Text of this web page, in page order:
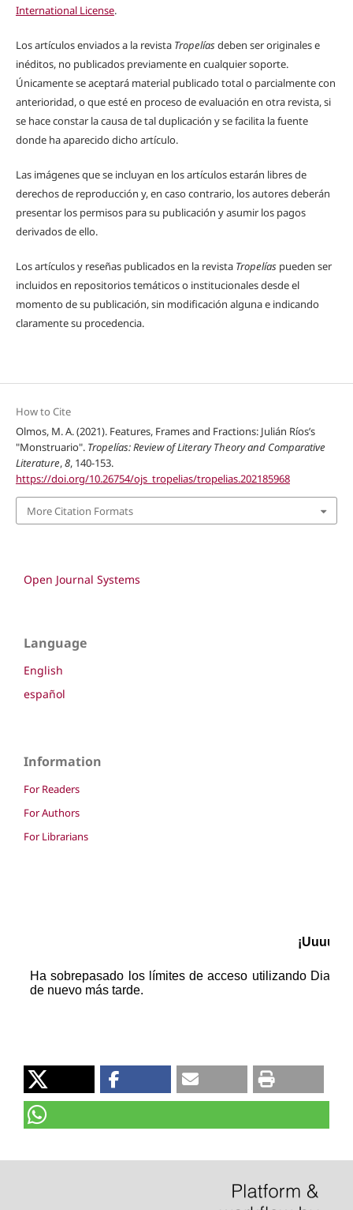
International License.
Los artículos enviados a la revista Tropelíasdeben ser originales e
inéditos, no publicados previamente en cualquier soporte.
Únicamente se aceptará material publicado total o parcialmente con
anterioridad, o que esté en proceso de evaluación en otra revista, si
se hace constar la causa de tal duplicación y se facilita la fuente
donde ha aparecido dicho artículo.
Las imágenes que se incluyan en los artículos estarán libres de
derechos de reproducción y, en caso contrario, los autores deberán
presentar los permisos para su publicación y asumir los pagos
derivados de ello.
Los artículos y reseñas publicados en la revista Tropelíaspueden ser
incluidos en repositorios temáticos o institucionales desde el
momento de su publicación, sin modificación alguna e indicando
claramente su procedencia.
How to Cite
Olmos, M. A. (2021). Features, Frames and Fractions: Julián Ríos’s
"Monstruario". Tropelías: Review of Literary Theory and Comparative
Literature,8, 140-153.
https://doi.org/10.26754/ojs_tropelias/tropelias.202185968
More Citation Formats
Open Journal Systems
Language
English
español
Information
For Readers
For Authors
For Librarians